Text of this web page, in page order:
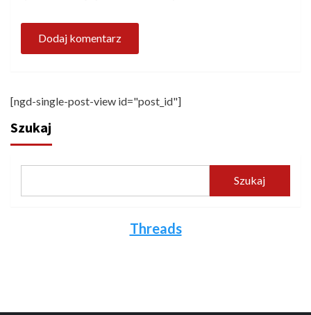
[ngd-single-post-view id="post_id"]
Szukaj
Szukaj
Threads